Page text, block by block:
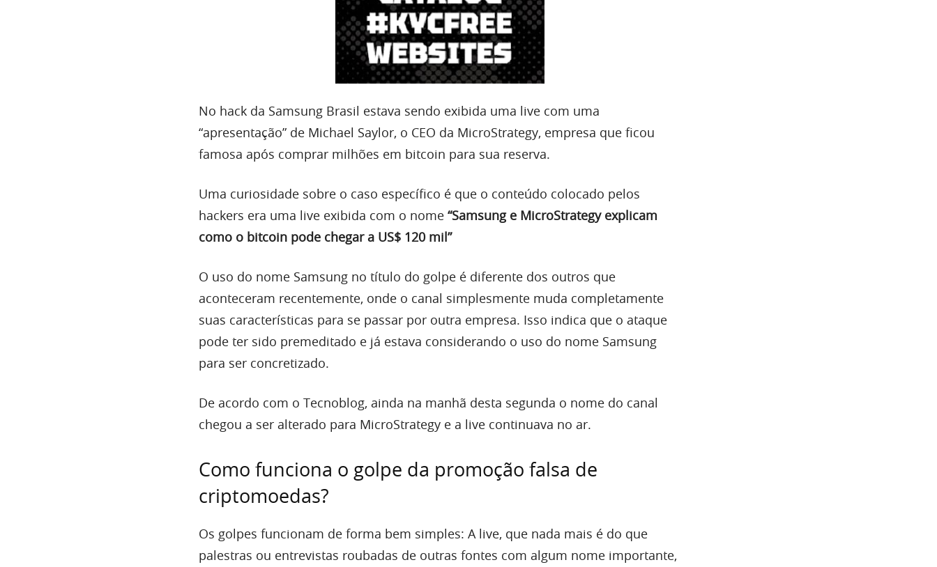
No hack da Samsung Brasil estava sendo exibida uma live com uma
“apresentação” de Michael Saylor, o CEO da MicroStrategy, empresa que ficou
famosa após comprar milhões em bitcoin para sua reserva.
Uma curiosidade sobre o caso específico é que o conteúdo colocado pelos
hackers era uma live exibida com o nome “Samsung e MicroStrategy explicam
como o bitcoin pode chegar a US$ 120 mil”
O uso do nome Samsung no título do golpe é diferente dos outros que
aconteceram recentemente, onde o canal simplesmente muda completamente
suas características para se passar por outra empresa. Isso indica que o ataque
pode ter sido premeditado e já estava considerando o uso do nome Samsung
para ser concretizado.
De acordo com o Tecnoblog, ainda na manhã desta segunda o nome do canal
chegou a ser alterado para MicroStrategy e a live continuava no ar.
Como funciona o golpe da promoção falsa de
criptomoedas?
Os golpes funcionam de forma bem simples: A live, que nada mais é do que
palestras ou entrevistas roubadas de outras fontes com algum nome importante,